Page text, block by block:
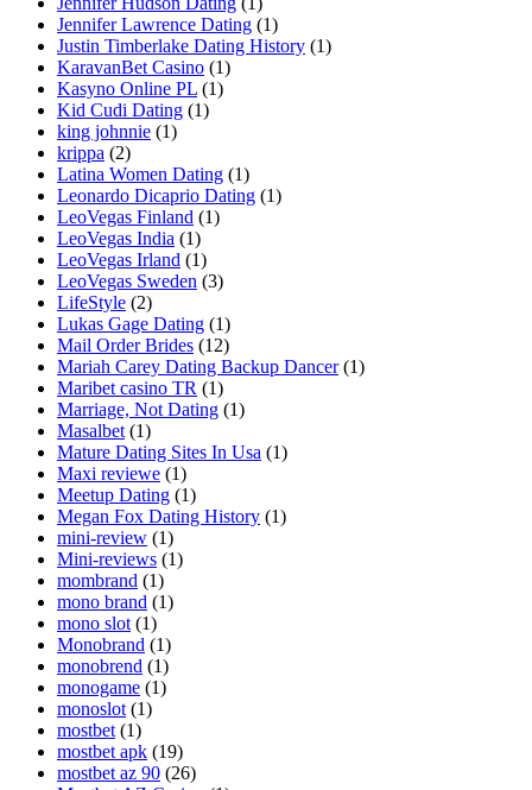
Jennifer Lawrence Dating (1)
Justin Timberlake Dating History (1)
KaravanBet Casino (1)
Kasyno Online PL (1)
Kid Cudi Dating (1)
king johnnie (1)
krippa (2)
Latina Women Dating (1)
Leonardo Dicaprio Dating (1)
LeoVegas Finland (1)
LeoVegas India (1)
LeoVegas Irland (1)
LeoVegas Sweden (3)
LifeStyle (2)
Lukas Gage Dating (1)
Mail Order Brides (12)
Mariah Carey Dating Backup Dancer (1)
Maribet casino TR (1)
Marriage, Not Dating (1)
Masalbet (1)
Mature Dating Sites In Usa (1)
Maxi reviewe (1)
Meetup Dating (1)
Megan Fox Dating History (1)
mini-review (1)
Mini-reviews (1)
mombrand (1)
mono brand (1)
mono slot (1)
Monobrand (1)
monobrend (1)
monogame (1)
monoslot (1)
mostbet (1)
mostbet apk (19)
mostbet az 90 (26)